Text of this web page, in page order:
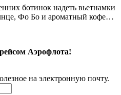
ботинок надеть вьетнамки
Фо Бо и ароматный кофе…
Аэрофлота!